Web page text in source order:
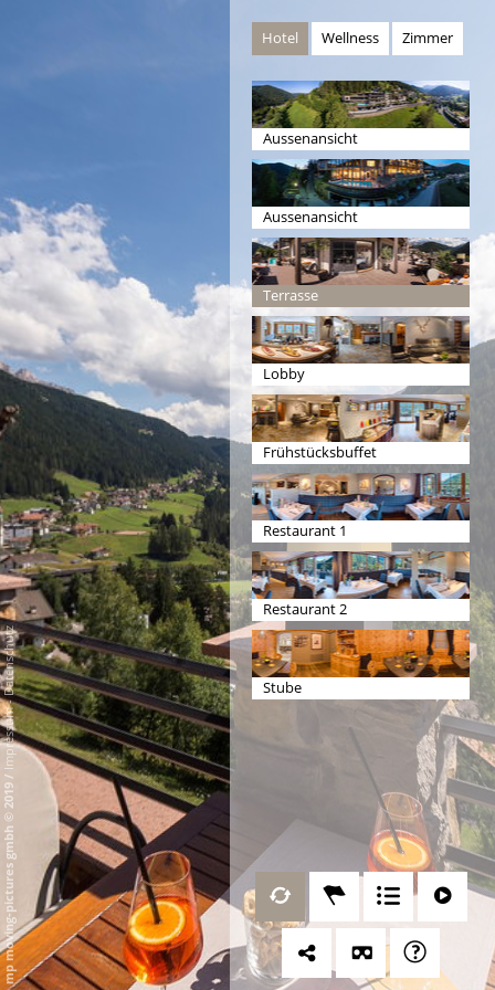
Hotel Wellness Zimmer
Aussenansicht
Aussenansicht
Terrasse
Lobby
Frühstücksbuffet
Restaurant 1
Restaurant 2
Stube
mp moving-pictures gmbh © 2019
/
Impressum
-
Datenschutz